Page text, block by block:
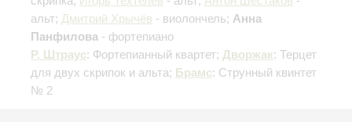
альт; Дмитрий Хрычёв - виолончель; Анна
Панфилова - фортепиано
Р. Штраус: Фортепианный квартет; Дворжак: Терцет
для двух скрипок и альта; Брамс: Струнный квинтет
№ 2